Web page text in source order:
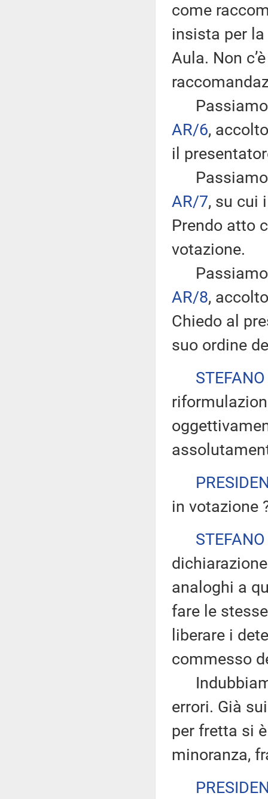
come
insista per
Aula. Non
Passiamo
AR/6,
il
Passiamo
AR/7, su cui
Prendo atto
votazione.
Passiamo
AR/8,
Chiedo al
suo ordine
in votazione
analoghi a
fare le
liberare i
commesso
errori. Già
per fretta si
minoranza,